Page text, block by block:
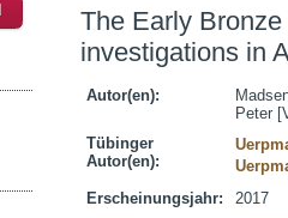
The Early
investigations in
Autor(en):
Peter
Tübinger
Autor(en):
Erscheinungsjahr:
2017